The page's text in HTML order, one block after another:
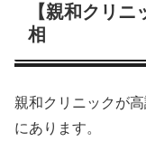
【親和クリ
相
親和クリニックが
にあります。